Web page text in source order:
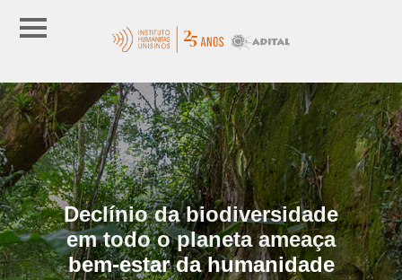
Declínio da biodiversidade
em todo o planeta ameaça
bem-estar da humanidade